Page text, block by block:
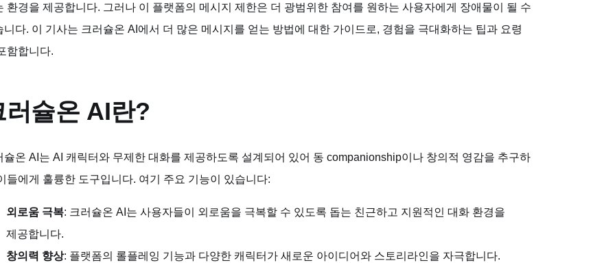
환경을 제공합니다. 그러나 이 플랫폼의 메시지 제한은 더 광범위한 참여를 원하는 사용자에게 장애물이 될 수
니다. 이 기사는 크러슐온 AI에서 더 많은 메시지를 얻는 방법에 대한 가이드로, 경험을 극대화하는 팁과 요령
함합니다.
러슐온 AI란?
슐온 AI는 AI 캐릭터와 무제한 대화를 제공하도록 설계되어 있어 동 companionship이나 창의적 영감을 추구하
들에게 훌륭한 도구입니다. 여기 주요 기능이 있습니다:
외로움 극복: 크러슐온 AI는 사용자들이 외로움을 극복할 수 있도록 돕는 친근하고 지원적인 대화 환경을
제공합니다.
창의력 향상: 플랫폼의 롤플레잉 기능과 다양한 캐릭터가 새로운 아이디어와 스토리라인을 자극합니다.